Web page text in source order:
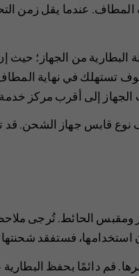
عندما يقل زمن
البطارية من الجهاز؛
تستهلك في نهاية
إلى أقرب مركز خدمة
قابس جهاز الشحن. قد
الحائط. تُرجى